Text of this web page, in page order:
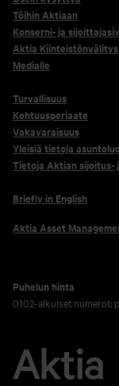
Töihin Aktiaan
Konserni- ja
Aktia Kiinteistönvälitys
Medialle
Turvallisuus
Kohtuusperiaate
Vakavaraisuus
Yleisiä tietoja
Tietoja Aktian sijoitus-
Briefly in English
Aktia Asset
Puhelun hinta
0102-alkuiset numerot: